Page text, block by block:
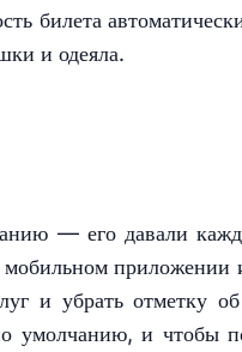
билета
и одеяла.
— его давали
приложении
и убрать отметку
умолчанию, и чтобы